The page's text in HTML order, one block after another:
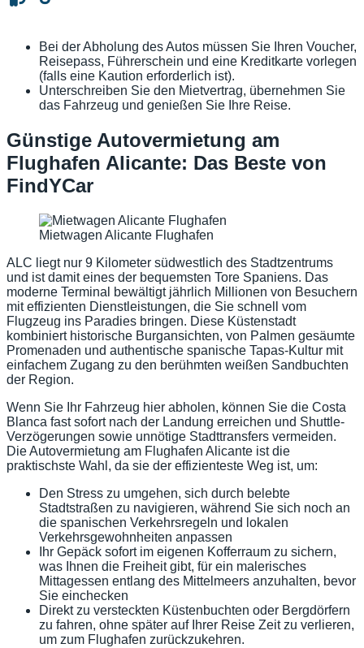
Bei der Abholung des Autos müssen Sie Ihren Voucher,
Reisepass, Führerschein und eine Kreditkarte vorlegen
(falls eine Kaution erforderlich ist).
Unterschreiben Sie den Mietvertrag, übernehmen Sie
das Fahrzeug und genießen Sie Ihre Reise.
Günstige Autovermietung am
Flughafen Alicante: Das Beste von
FindYCar
Mietwagen Alicante Flughafen
ALC liegt nur 9 Kilometer südwestlich des Stadtzentrums
und ist damit eines der bequemsten Tore Spaniens. Das
moderne Terminal bewältigt jährlich Millionen von Besuchern
mit effizienten Dienstleistungen, die Sie schnell vom
Flugzeug ins Paradies bringen. Diese Küstenstadt
kombiniert historische Burgansichten, von Palmen gesäumte
Promenaden und authentische spanische Tapas-Kultur mit
einfachem Zugang zu den berühmten weißen Sandbuchten
der Region.
Wenn Sie Ihr Fahrzeug hier abholen, können Sie die Costa
Blanca fast sofort nach der Landung erreichen und Shuttle-
Verzögerungen sowie unnötige Stadttransfers vermeiden.
Die Autovermietung am Flughafen Alicante ist die
praktischste Wahl, da sie der effizienteste Weg ist, um:
Den Stress zu umgehen, sich durch belebte
Stadtstraßen zu navigieren, während Sie sich noch an
die spanischen Verkehrsregeln und lokalen
Verkehrsgewohnheiten anpassen
Ihr Gepäck sofort im eigenen Kofferraum zu sichern,
was Ihnen die Freiheit gibt, für ein malerisches
Mittagessen entlang des Mittelmeers anzuhalten, bevor
Sie einchecken
Direkt zu versteckten Küstenbuchten oder Bergdörfern
zu fahren, ohne später auf Ihrer Reise Zeit zu verlieren,
um zum Flughafen zurückzukehren.